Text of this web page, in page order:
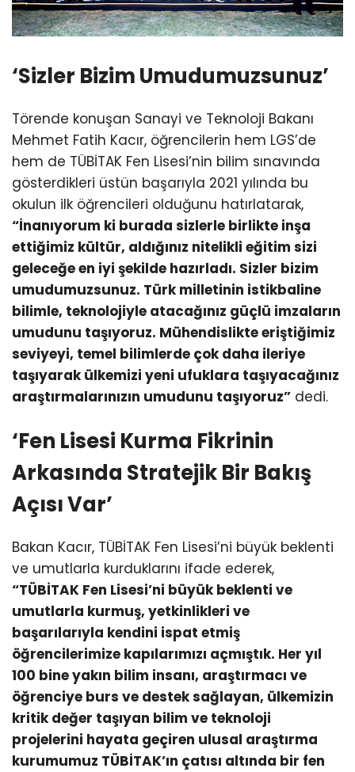
‘Sizler Bizim Umudumuzsunuz’
Törende konuşan Sanayi ve Teknoloji Bakanı
Mehmet Fatih Kacır, öğrencilerin hem LGS’de
hem de TÜBİTAK Fen Lisesi’nin bilim sınavında
gösterdikleri üstün başarıyla 2021 yılında bu
okulun ilk öğrencileri olduğunu hatırlatarak,
“İnanıyorum ki burada sizlerle birlikte inşa
ettiğimiz kültür, aldığınız nitelikli eğitim sizi
geleceğe en iyi şekilde hazırladı. Sizler bizim
umudumuzsunuz. Türk milletinin istikbaline
bilimle, teknolojiyle atacağınız güçlü imzaların
umudunu taşıyoruz. Mühendislikte eriştiğimiz
seviyeyi, temel bilimlerde çok daha ileriye
taşıyarak ülkemizi yeni ufuklara taşıyacağınız
araştırmalarınızın umudunu taşıyoruz” dedi.
‘Fen Lisesi Kurma Fikrinin
Arkasında Stratejik Bir Bakış
Açısı Var’
Bakan Kacır, TÜBİTAK Fen Lisesi’ni büyük beklenti
ve umutlarla kurduklarını ifade ederek,
“TÜBİTAK Fen Lisesi’ni büyük beklenti ve
umutlarla kurmuş, yetkinlikleri ve
başarılarıyla kendini ispat etmiş
öğrencilerimize kapılarımızı açmıştık. Her yıl
100 bine yakın bilim insanı, araştırmacı ve
öğrenciye burs ve destek sağlayan, ülkemizin
kritik değer taşıyan bilim ve teknoloji
projelerini hayata geçiren ulusal araştırma
kurumumuz TÜBİTAK’ın çatısı altında bir fen